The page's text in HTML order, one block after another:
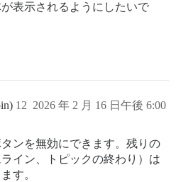
表示されるようにしたいで
2026 年 2 月 16 日午後 6:00
12
ンを無効にできます。残りの
イン、トピックの終わり）は
す。